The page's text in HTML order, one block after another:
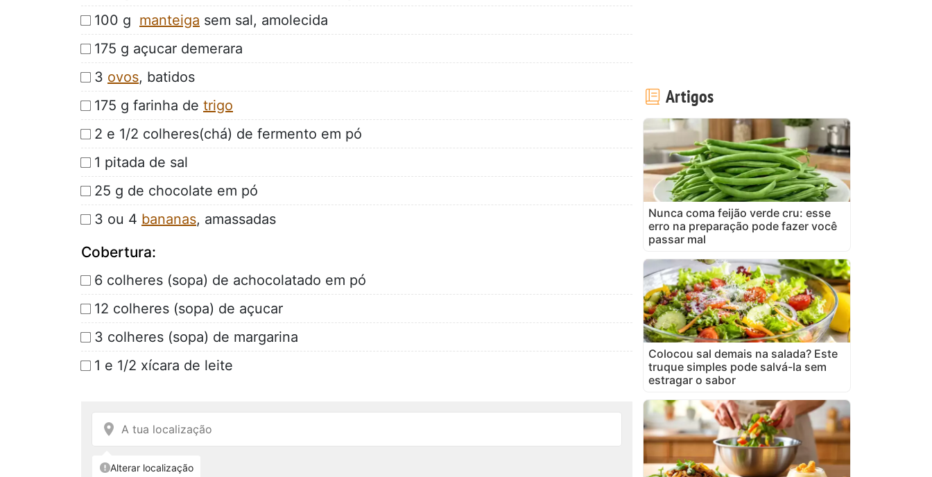
100 g manteiga sem sal, amolecida
175 g açucar demerara
3 ovos, batidos
175 g farinha de trigo
2 e 1/2 colheres(chá) de fermento em pó
1 pitada de sal
25 g de chocolate em pó
3 ou 4 bananas, amassadas
Cobertura:
6 colheres (sopa) de achocolatado em pó
12 colheres (sopa) de açucar
3 colheres (sopa) de margarina
1 e 1/2 xícara de leite
Artigos
Nunca coma feijão verde cru: esse
erro na preparação pode fazer você
passar mal
Colocou sal demais na salada? Este
truque simples pode salvá-la sem
estragar o sabor